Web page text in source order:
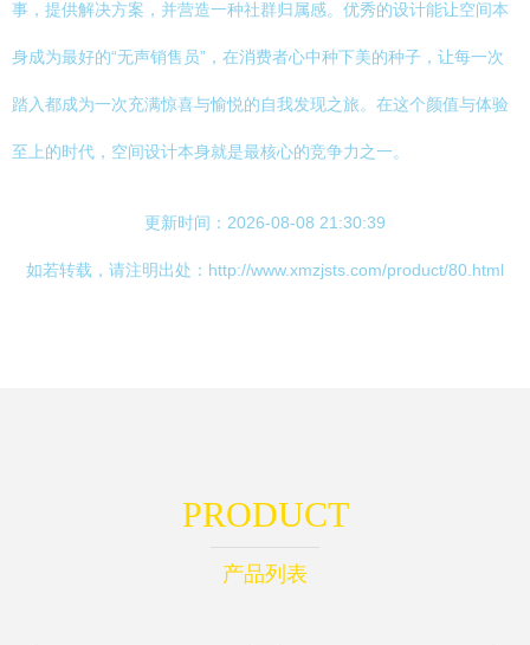
事，提供解决方案，并营造一种社群归属感。优秀的设计能让空间本
身成为最好的“无声销售员”，在消费者心中种下美的种子，让每一次
踏入都成为一次充满惊喜与愉悦的自我发现之旅。在这个颜值与体验
至上的时代，空间设计本身就是最核心的竞争力之一。
更新时间：2026-08-08 21:30:39
如若转载，请注明出处：http://www.xmzjsts.com/product/80.html
PRODUCT
产品列表